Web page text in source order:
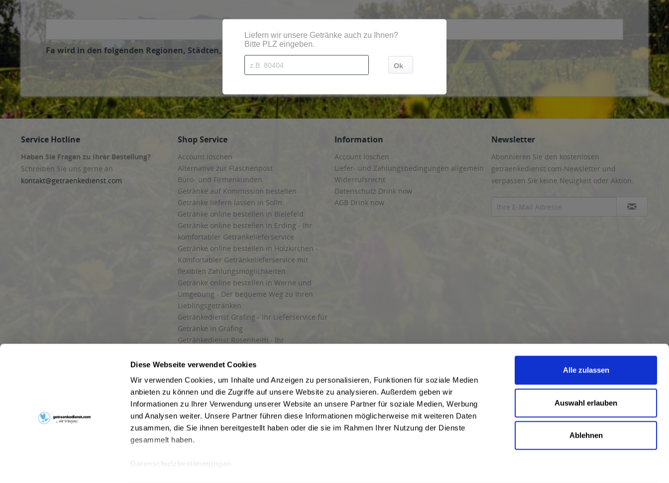
Diese Webseite verwendet Cookies
Wir verwenden Cookies, um Inhalte und Anzeigen zu personalisieren, Funktionen für soziale Medien
anbieten zu können und die Zugriffe auf unsere Website zu analysieren. Außerdem geben wir
Informationen zu Ihrer Verwendung unserer Website an unsere Partner für soziale Medien, Werbung
und Analysen weiter. Unsere Partner führen diese Informationen möglicherweise mit weiteren Daten
zusammen, die Sie ihnen bereitgestellt haben oder die sie im Rahmen Ihrer Nutzung der Dienste
gesammelt haben.
Alle zulassen
Auswahl erlauben
Ablehnen
Fa wird in den folgenden Regionen, Städten, Orten und Postleitzahl-Gebieten geliefert
Service Hotline
Haben Sie Fragen zu Ihrer Bestellung?
Schreiben Sie uns gerne an
kontakt@getraenkedienst.com
Shop Service
Account löschen
Alternative zur Flaschenpost
Büro- und Firmenkunden
Getränke auf Kommission bestellen
Getränke liefern lassen in Solln
Getränke online bestellen in Bielefeld
Getränke online bestellen in Erding - Ihr
komfortabler Getränkelieferservice
Getränke online bestellen in Holzkirchen -
Komfortabler Getränkelieferservice mit
flexiblen Zahlungsmöglichkeiten
Getränke online bestellen in Werne und
Umgebung - Der bequeme Weg zu Ihren
Lieblingsgetränken
Getränkedienst Grafing - Ihr Lieferservice für
Getränke in Grafing
Getränkedienst Rosenheim - Ihr
und Umgebung
Liefergebiet
Lieferservice für Getränke
Wir liefern Getränke
Kontakt
Newsletter
Information
Account löschen
Liefer- und Zahlungsbedingungen allgemein
Widerrufsrecht
Datenschutz Drink now
AGB Drink now
Newsletter
Abonnieren Sie den kostenlosen
getraenkedienst.com-Newsletter und
verpassen Sie keine Neuigkeit oder Aktion.